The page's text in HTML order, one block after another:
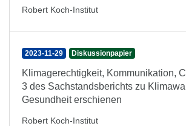
Robert Koch-Institut
2023-11-29 Diskussionpapier
Klimagerechtigkeit, Kommunikation,
3 des Sachstandsberichts zu
Gesundheit erschienen
Robert Koch-Institut